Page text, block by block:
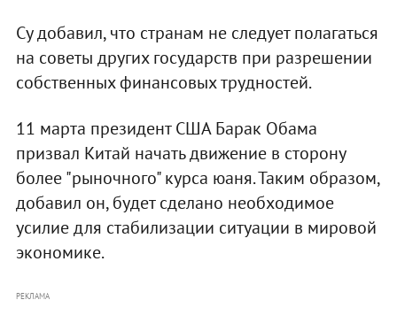
Су добавил, что странам не следует полагаться
на советы других государств при разрешении
собственных финансовых трудностей.
11 марта президент США Барак Обама
призвал Китай начать движение в сторону
более "рыночного" курса юаня. Таким образом,
добавил он, будет сделано необходимое
усилие для стабилизации ситуации в мировой
экономике.
РЕКЛАМА